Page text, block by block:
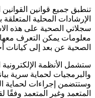
تنطبق جميع قوانين القوانين
الإرشادات المحلية
سجلاتي الصحية على هذه
معلومات يمكن التعرف
الصحية عن بعد إلى
ستشمل الأنظمة
والبرمجيات لحماية سرية
وستتضمن إجراءات لحماية
المتعمد وغير المتعمد وفقًا